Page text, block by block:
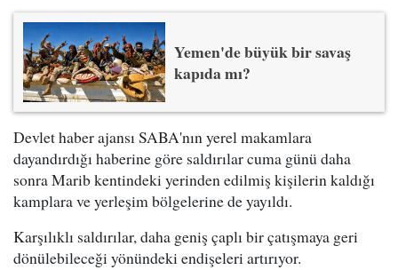
Yemen'de büyük bir savaş
kapıda mı?
Devlet haber ajansı SABA'nın yerel makamlara
dayandırdığı haberine göre saldırılar cuma günü daha
sonra Marib kentindeki yerinden edilmiş kişilerin kaldığı
kamplara ve yerleşim bölgelerine de yayıldı.
Karşılıklı saldırılar, daha geniş çaplı bir çatışmaya geri
dönülebileceği yönündeki endişeleri artırıyor.